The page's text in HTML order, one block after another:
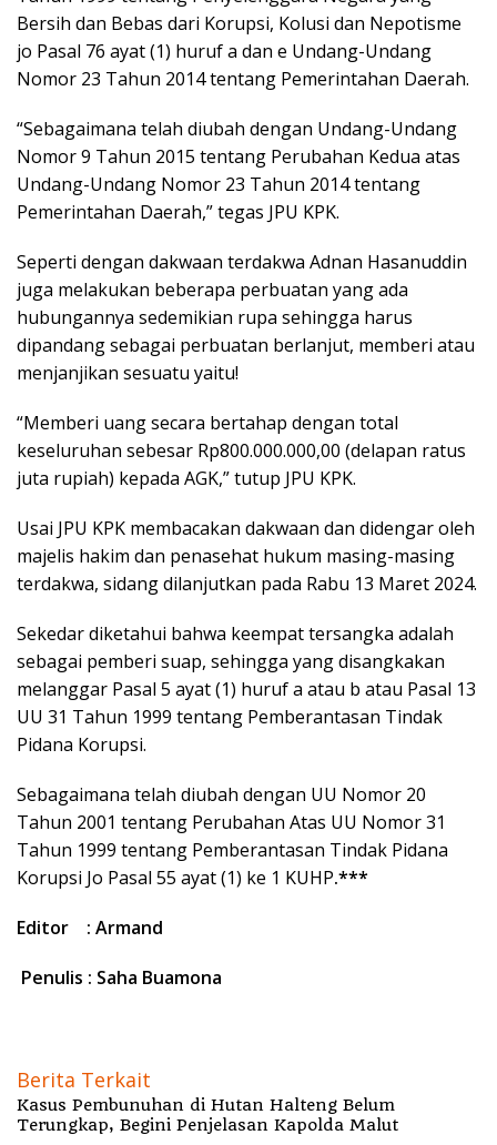
Bersih dan Bebas dari Korupsi, Kolusi dan Nepotisme
jo Pasal 76 ayat (1) huruf a dan e Undang-Undang
Nomor 23 Tahun 2014 tentang Pemerintahan Daerah.
“Sebagaimana telah diubah dengan Undang-Undang
Nomor 9 Tahun 2015 tentang Perubahan Kedua atas
Undang-Undang Nomor 23 Tahun 2014 tentang
Pemerintahan Daerah,” tegas JPU KPK.
Seperti dengan dakwaan terdakwa Adnan Hasanuddin
juga melakukan beberapa perbuatan yang ada
hubungannya sedemikian rupa sehingga harus
dipandang sebagai perbuatan berlanjut, memberi atau
menjanjikan sesuatu yaitu!
“Memberi uang secara bertahap dengan total
keseluruhan sebesar Rp800.000.000,00 (delapan ratus
juta rupiah) kepada AGK,” tutup JPU KPK.
Usai JPU KPK membacakan dakwaan dan didengar oleh
majelis hakim dan penasehat hukum masing-masing
terdakwa, sidang dilanjutkan pada Rabu 13 Maret 2024.
Sekedar diketahui bahwa keempat tersangka adalah
sebagai pemberi suap, sehingga yang disangkakan
melanggar Pasal 5 ayat (1) huruf a atau b atau Pasal 13
UU 31 Tahun 1999 tentang Pemberantasan Tindak
Pidana Korupsi.
Sebagaimana telah diubah dengan UU Nomor 20
Tahun 2001 tentang Perubahan Atas UU Nomor 31
Tahun 1999 tentang Pemberantasan Tindak Pidana
Korupsi Jo Pasal 55 ayat (1) ke 1 KUHP.***
Editor : Armand
Penulis : Saha Buamona
Berita Terkait
Kasus Pembunuhan di Hutan Halteng Belum
Terungkap, Begini Penjelasan Kapolda Malut